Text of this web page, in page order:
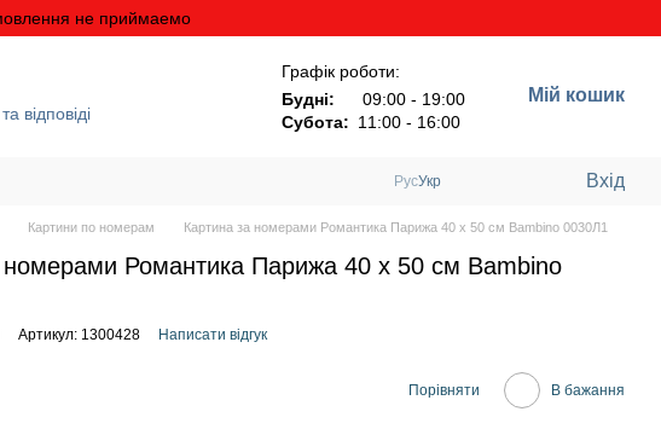
не приймаемо
відповіді
Графік роботи:
Будні:
09:00 - 19:00
Субота: 11:00 - 16:00
Мій кошик
РусУкр Вхід
Картини по номерам Картина за номерами Романтика Парижа 40 х 50 см Bambino 0030Л1
номерами Романтика Парижа 40 х 50 см Bambino
Артикул: 1300428 Написати відгук
Порівняти В бажання